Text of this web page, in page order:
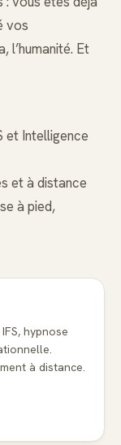
vos
l’humanité. Et
et Intelligence
et à distance
à pied,
hypnose
à distance.